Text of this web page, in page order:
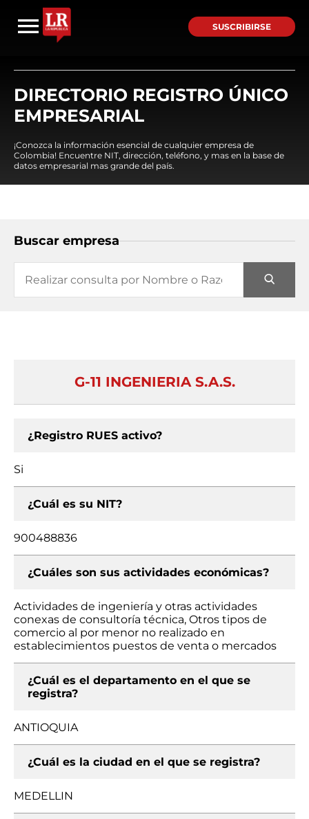
SUSCRIBIRSE
DIRECTORIO REGISTRO ÚNICO
EMPRESARIAL
¡Conozca la información esencial de cualquier empresa de
Colombia! Encuentre NIT, dirección, teléfono, y mas en la base de
datos empresarial mas grande del país.
Buscar empresa
G-11 INGENIERIA S.A.S.
¿Registro RUES activo?
Si
¿Cuál es su NIT?
900488836
¿Cuáles son sus actividades económicas?
Actividades de ingeniería y otras actividades
conexas de consultoría técnica, Otros tipos de
comercio al por menor no realizado en
establecimientos puestos de venta o mercados
¿Cuál es el departamento en el que se
registra?
ANTIOQUIA
¿Cuál es la ciudad en el que se registra?
MEDELLIN